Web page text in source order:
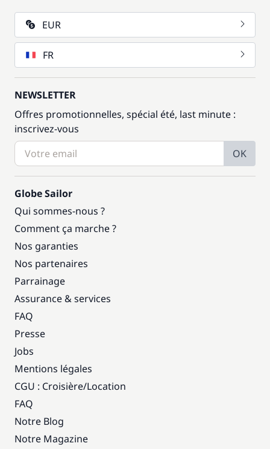
EUR
FR
NEWSLETTER
Offres promotionnelles, spécial été, last minute :
inscrivez-vous
OK
Globe Sailor
Qui sommes-nous ?
Comment ça marche ?
Nos garanties
Nos partenaires
Parrainage
Assurance & services
FAQ
Presse
Jobs
Mentions légales
CGU : Croisière/Location
FAQ
Notre Blog
Notre Magazine